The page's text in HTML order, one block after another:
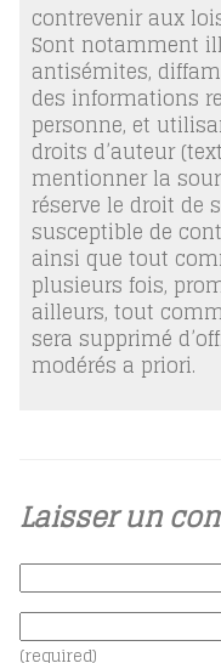
contrevenir aux
Sont notamment
antisémites,
des informations
personne, et
droits d’auteur
mentionner la
réserve le droit de
susceptible de
ainsi que tout
plusieurs fois,
ailleurs, tout
sera supprimé
modérés a priori.
Laisser un
(required)